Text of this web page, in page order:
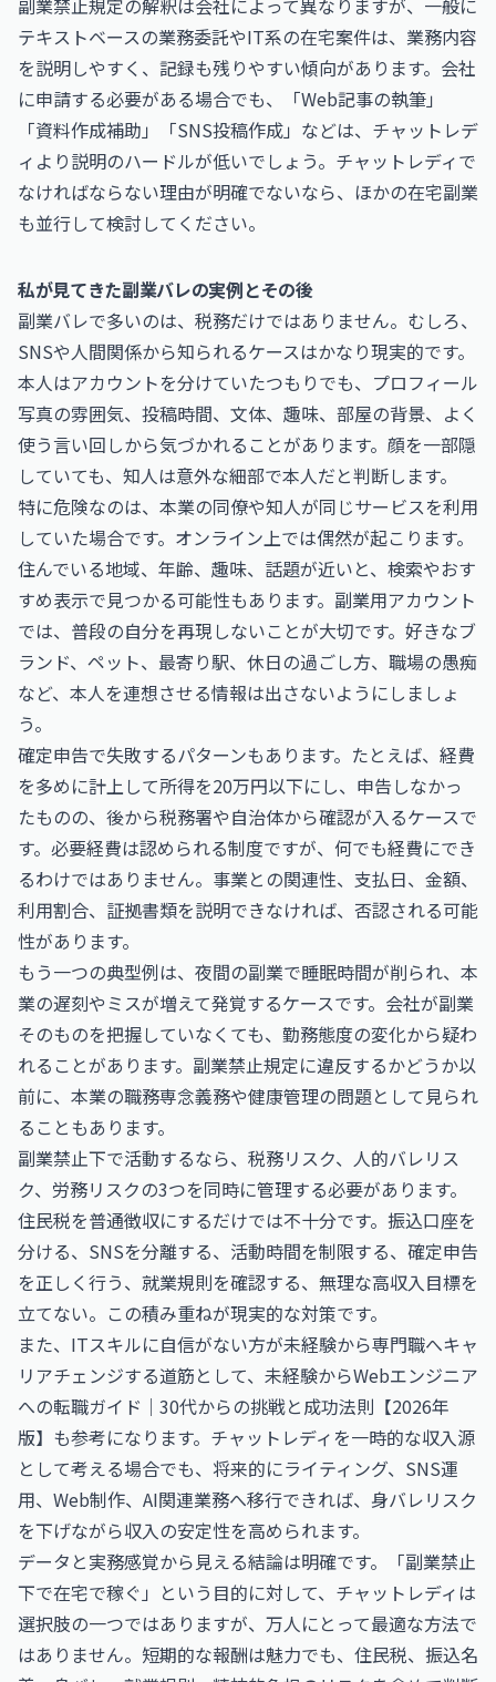
副業禁止規定の解釈は会社によって異なりますが、一般に
テキストベースの業務委託やIT系の在宅案件は、業務内容
を説明しやすく、記録も残りやすい傾向があります。会社
に申請する必要がある場合でも、「Web記事の執筆」
「資料作成補助」「SNS投稿作成」などは、チャットレデ
ィより説明のハードルが低いでしょう。チャットレディで
なければならない理由が明確でないなら、ほかの在宅副業
も並行して検討してください。
私が見てきた副業バレの実例とその後
副業バレで多いのは、税務だけではありません。むしろ、
SNSや人間関係から知られるケースはかなり現実的です。
本人はアカウントを分けていたつもりでも、プロフィール
写真の雰囲気、投稿時間、文体、趣味、部屋の背景、よく
使う言い回しから気づかれることがあります。顔を一部隠
していても、知人は意外な細部で本人だと判断します。
特に危険なのは、本業の同僚や知人が同じサービスを利用
していた場合です。オンライン上では偶然が起こります。
住んでいる地域、年齢、趣味、話題が近いと、検索やおす
すめ表示で見つかる可能性もあります。副業用アカウント
では、普段の自分を再現しないことが大切です。好きなブ
ランド、ペット、最寄り駅、休日の過ごし方、職場の愚痴
など、本人を連想させる情報は出さないようにしましょ
う。
確定申告で失敗するパターンもあります。たとえば、経費
を多めに計上して所得を20万円以下にし、申告しなかっ
たものの、後から税務署や自治体から確認が入るケースで
す。必要経費は認められる制度ですが、何でも経費にでき
るわけではありません。事業との関連性、支払日、金額、
利用割合、証拠書類を説明できなければ、否認される可能
性があります。
もう一つの典型例は、夜間の副業で睡眠時間が削られ、本
業の遅刻やミスが増えて発覚するケースです。会社が副業
そのものを把握していなくても、勤務態度の変化から疑わ
れることがあります。副業禁止規定に違反するかどうか以
前に、本業の職務専念義務や健康管理の問題として見られ
ることもあります。
副業禁止下で活動するなら、税務リスク、人的バレリス
ク、労務リスクの3つを同時に管理する必要があります。
住民税を普通徴収にするだけでは不十分です。振込口座を
分ける、SNSを分離する、活動時間を制限する、確定申告
を正しく行う、就業規則を確認する、無理な高収入目標を
立てない。この積み重ねが現実的な対策です。
また、ITスキルに自信がない方が未経験から専門職へキャ
リアチェンジする道筋として、 未経験からWebエンジニア
への転職ガイド｜30代からの挑戦と成功法則【2026年
版】 も参考になります。チャットレディを一時的な収入源
として考える場合でも、将来的にライティング、SNS運
用、Web制作、AI関連業務へ移行できれば、身バレリスク
を下げながら収入の安定性を高められます。
データと実務感覚から見える結論は明確です。「副業禁止
下で在宅で稼ぐ」という目的に対して、チャットレディは
選択肢の一つではありますが、万人にとって最適な方法で
はありません。短期的な報酬は魅力でも、住民税、振込名